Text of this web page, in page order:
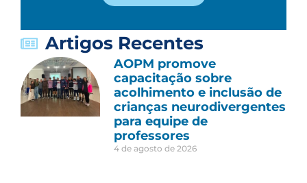
Artigos Recentes
AOPM promove
capacitação sobre
acolhimento e inclusão de
crianças neurodivergentes
para equipe de
professores
4 de agosto de 2026